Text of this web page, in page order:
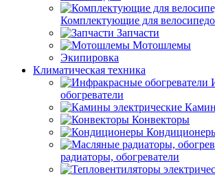
Комплектующие для
Запчасти
Мотошлемы
Экипировка
Климатическая техника
обогреватели
Конвекторы
радиаторы, обогреватели